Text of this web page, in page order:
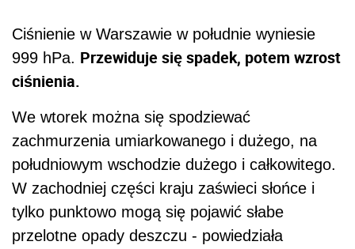
Ciśnienie w Warszawie w południe wyniesie
999 hPa. Przewiduje się spadek, potem wzrost
ciśnienia.
We wtorek można się spodziewać
zachmurzenia umiarkowanego i dużego, na
południowym wschodzie dużego i całkowitego.
W zachodniej części kraju zaświeci słońce i
tylko punktowo mogą się pojawić słabe
przelotne opady deszczu - powiedziała